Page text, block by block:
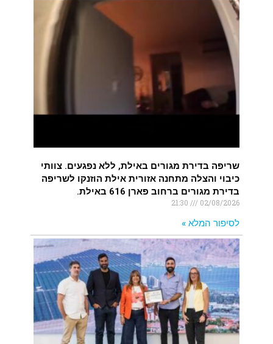
שריפה בדירת מגורים באילת, ללא נפגעים. צוותי
כיבוי והצלה מתחנה אזורית אילת הוזנקו לשריפה
בדירת מגורים ברחוב פארן 616 באילת.
02/08/2026
לסיפור המלא »